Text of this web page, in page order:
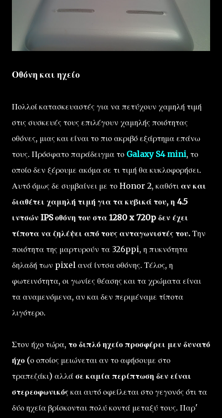
Οθόνη και ηχείο
Πολλοί κατασκευαστές για να πετύχουν χαμηλή τιμή
στις συσκευές τους επιλέγουν χαμηλής ποιότητας
οθόνες, μιας και είναι το πιο ακριβό εξάρτημα επάνω
τους. Πρόσφατο παράδειγμα το Galaxy S4 mini, το
οποίο δεν ξέρουμε ακόμα σε τι τιμή θα κυκλοφορήσει.
Αυτό όμως δε συμβαίνει με το Honor 2, καθότι αν και
διαθέτει χαμηλή τιμή για τα κυβικά του, η 4.5
ιντσών IPS οθόνη του στα 1280 x 720p δεν έχει
τίποτα να ζηλέψει από τους ανταγωνιστές του. Την
ποιότητα της μαρτυρούν τα 326ppi, η πυκνότητα
δηλαδή των pixel ανά ίντσα οθόνης. Τέλος, η
φωτεινότητα, οι γωνίες θέασης και τα χρώματα είναι
τα αναμενόμενα, αν και δεν περιμέναμε τίποτα
λιγότερο.
Στον ήχο τώρα, το διπλό ηχείο προσφέρει μεν δυνατό
ήχο (ο οποίος μειώνεται αν το αφήσουμε στο
τραπεζάκι) αλλά σε καμία περίπτωση δεν είναι
στερεοφωνικός και αυτό οφείλεται στο γεγονός ότι τα
δύο ηχεία βρίσκονται πολύ κοντά μεταξύ τους. Παρ'